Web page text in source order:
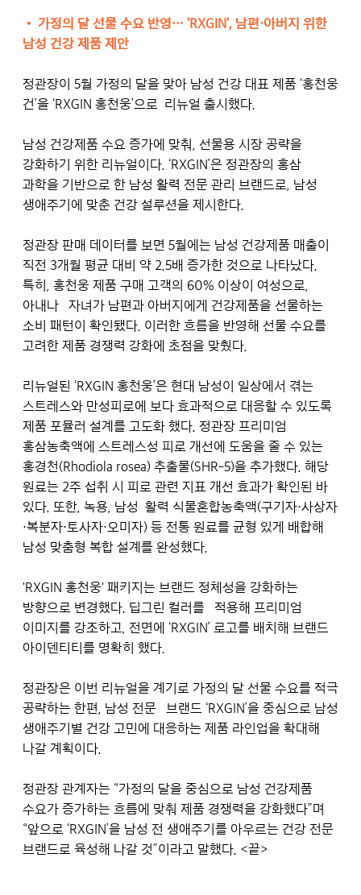
• 가정의 달 선물 수요 반영… ‘RXGIN’, 남편·아버지 위한
남성 건강 제품 제안
정관장이 5월 가정의 달을 맞아 남성 건강 대표 제품 ‘홍천웅
건’을 ‘RXGIN 홍천웅’으로 리뉴얼 출시했다.
남성 건강제품 수요 증가에 맞춰, 선물용 시장 공략을
강화하기 위한 리뉴얼이다. ‘RXGIN’은 정관장의 홍삼
과학을 기반으로 한 남성 활력 전문 관리 브랜드로, 남성
생애주기에 맞춘 건강 설루션을 제시한다.
정관장 판매 데이터를 보면 5월에는 남성 건강제품 매출이
직전 3개월 평균 대비 약 2.5배 증가한 것으로 나타났다.
특히, 홍천웅 제품 구매 고객의 60% 이상이 여성으로,
아내나 자녀가 남편과 아버지에게 건강제품을 선물하는
소비 패턴이 확인됐다. 이러한 흐름을 반영해 선물 수요를
고려한 제품 경쟁력 강화에 초점을 맞췄다.
리뉴얼된 ‘RXGIN 홍천웅’은 현대 남성이 일상에서 겪는
스트레스와 만성피로에 보다 효과적으로 대응할 수 있도록
제품 포뮬러 설계를 고도화 했다. 정관장 프리미엄
홍삼농축액에 스트레스성 피로 개선에 도움을 줄 수 있는
홍경천(Rhodiola rosea) 추출물(SHR-5)을 추가했다. 해당
원료는 2주 섭취 시 피로 관련 지표 개선 효과가 확인된 바
있다. 또한, 녹용, 남성 활력 식물혼합농축액(구기자·사상자
·복분자·토사자·오미자) 등 전통 원료를 균형 있게 배합해
남성 맞춤형 복합 설계를 완성했다.
'RXGIN 홍천웅' 패키지는 브랜드 정체성을 강화하는
방향으로 변경했다. 딥그린 컬러를 적용해 프리미엄
이미지를 강조하고, 전면에 ‘RXGIN’ 로고를 배치해 브랜드
아이덴티티를 명확히 했다.
정관장은 이번 리뉴얼을 계기로 가정의 달 선물 수요를 적극
공략하는 한편, 남성 전문 브랜드 ‘RXGIN’을 중심으로 남성
생애주기별 건강 고민에 대응하는 제품 라인업을 확대해
나갈 계획이다.
정관장 관계자는 “가정의 달을 중심으로 남성 건강제품
수요가 증가하는 흐름에 맞춰 제품 경쟁력을 강화했다”며
“앞으로 ‘RXGIN’을 남성 전 생애주기를 아우르는 건강 전문
브랜드로 육성해 나갈 것”이라고 말했다. <끝>